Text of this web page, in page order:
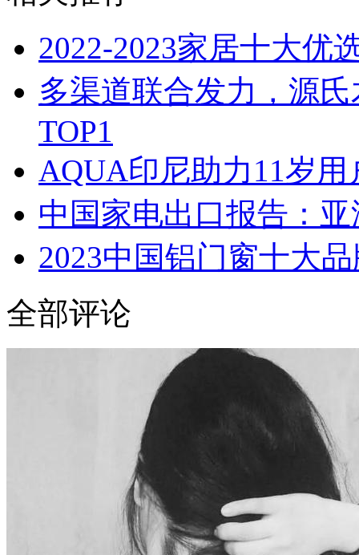
2022-2023家居十大优
多渠道联合发力，源
TOP1
AQUA印尼助力11岁
中国家电出口报告：
2023中国铝门窗十大
全部评论